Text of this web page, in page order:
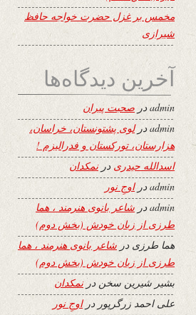
مخمس بر غزل حضرت خواجه حافظ
شیرازی
آخرین دیدگاه‌ها
adminدر صحبت پیران
admin درلوی پشتونستان، خراسان،
هزارستان، تورکستان و فدرالیزم !
اسدالله حیدری درنمکدان
adminدراوجِ نور
adminدر شاعر بانوی هنرمند ، هما
طرزی از زبان خودش (بخش دوم)
هما طرزی در شاعر بانوی هنرمند ، هما
طرزی از زبان خودش (بخش دوم)
بشیر شیرین سخن درنمکدان
علی احمد زرگرپور دراوجِ نور